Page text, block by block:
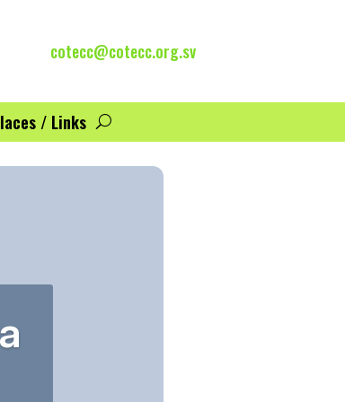
cotecc@cotecc.org.sv
/ Links